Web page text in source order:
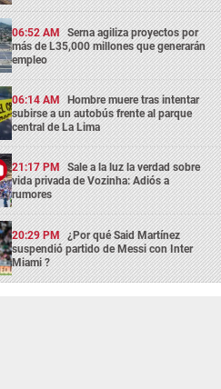
06:52 AM Serna agiliza proyectos por
más de L35,000 millones que generarán
empleo
06:14 AM Hombre muere tras intentar
subirse a un autobús frente al parque
central de La Lima
21:17 PM Sale a la luz la verdad sobre
vida privada de Vozinha: Adiós a
rumores
20:29 PM ¿Por qué Said Martínez
suspendió partido de Messi con Inter
Miami ?